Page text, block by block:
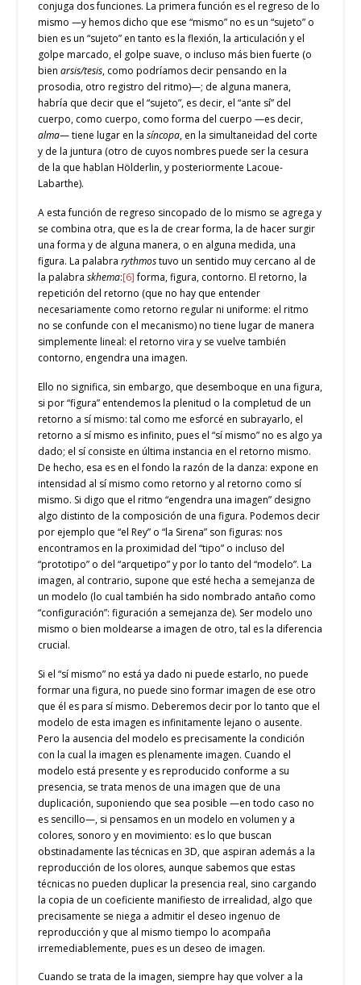
conjuga dos funciones. La primera función es el regreso de lo
mismo —y hemos dicho que ese “mismo” no es un “sujeto” o
bien es un “sujeto” en tanto es la flexión, la articulación y el
golpe marcado, el golpe suave, o incluso más bien fuerte (o
bienarsis/tesis, como podríamos decir pensando en la
prosodia, otro registro del ritmo)—; de alguna manera,
habría que decir que el “sujeto”, es decir, el “ante sí” del
cuerpo, como cuerpo, como forma del cuerpo —es decir,
alma— tiene lugar en lasíncopa, en la simultaneidad del corte
y de la juntura (otro de cuyos nombres puede ser la cesura
de la que hablan Hölderlin, y posteriormente Lacoue-
Labarthe).
A esta función de regreso sincopado de lo mismo se agrega y
se combina otra, que es la de crear forma, la de hacer surgir
una forma y de alguna manera, o en alguna medida, una
figura. La palabrarythmostuvo un sentido muy cercano al de
la palabraskhema:[6]forma, figura, contorno. El retorno, la
repetición del retorno (que no hay que entender
necesariamente como retorno regular ni uniforme: el ritmo
no se confunde con el mecanismo) no tiene lugar de manera
simplemente lineal: el retorno vira y se vuelve también
contorno, engendra una imagen.
Ello no significa, sin embargo, que desemboque en una figura,
si por “figura” entendemos la plenitud o la completud de un
retorno a sí mismo: tal como me esforcé en subrayarlo, el
retorno a sí mismo es infinito, pues el “sí mismo” no es algo ya
dado; el sí consiste en última instancia en el retorno mismo.
De hecho, esa es en el fondo la razón de la danza: expone en
intensidad al sí mismo como retorno y al retorno como sí
mismo. Si digo que el ritmo “engendra una imagen” designo
algo distinto de la composición de una figura. Podemos decir
por ejemplo que “el Rey” o “la Sirena” son figuras: nos
encontramos en la proximidad del “tipo” o incluso del
“prototipo” o del “arquetipo” y por lo tanto del “modelo”. La
imagen, al contrario, supone que esté hecha a semejanza de
un modelo (lo cual también ha sido nombrado antaño como
“configuración”: figuración a semejanza de). Ser modelo uno
mismo o bien moldearse a imagen de otro, tal es la diferencia
crucial.
Si el “sí mismo” no está ya dado ni puede estarlo, no puede
formar una figura, no puede sino formar imagen de ese otro
que él es para sí mismo. Deberemos decir por lo tanto que el
modelo de esta imagen es infinitamente lejano o ausente.
Pero la ausencia del modelo es precisamente la condición
con la cual la imagen es plenamente imagen. Cuando el
modelo está presente y es reproducido conforme a su
presencia, se trata menos de una imagen que de una
duplicación, suponiendo que sea posible —en todo caso no
es sencillo—, si pensamos en un modelo en volumen y a
colores, sonoro y en movimiento: es lo que buscan
obstinadamente las técnicas en 3D, que aspiran además a la
reproducción de los olores, aunque sabemos que estas
técnicas no pueden duplicar la presencia real, sino cargando
la copia de un coeficiente manifiesto de irrealidad, algo que
precisamente se niega a admitir el deseo ingenuo de
reproducción y que al mismo tiempo lo acompaña
irremediablemente, pues es un deseo de imagen.
Cuando se trata de la imagen, siempre hay que volver a la